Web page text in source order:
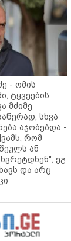
- ომის
ტყვეების
მძიმე
სხვა
აჯობებდა -
რომ
ან
ეგ
და არც